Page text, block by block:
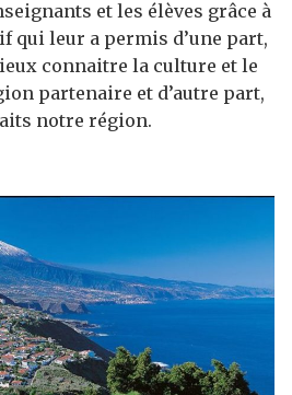
et les élèves grâce à
qui leur a permis d’une part,
connaitre la culture et le
partenaire et d’autre part,
notre région.